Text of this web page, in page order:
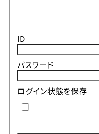
ID
パスワード
ログイン状態を保存